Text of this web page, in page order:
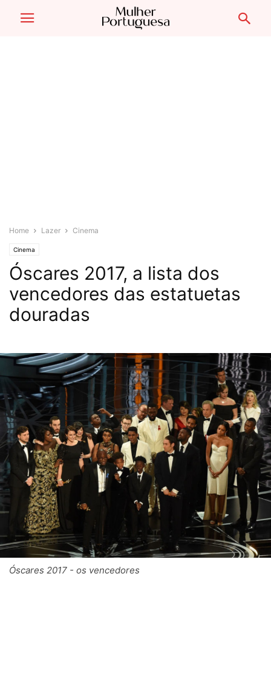
Home Lazer Cinema
Cinema
Óscares 2017, a lista dos
vencedores das estatuetas
douradas
Óscares 2017 - os vencedores